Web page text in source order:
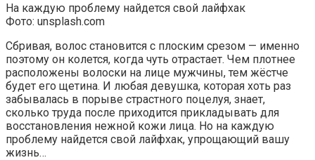
На каждую проблему найдется свой лайфхак
Фото: unsplash.com
Сбривая, волос становится с плоским срезом — именно
поэтому он колется, когда чуть отрастает. Чем плотнее
расположены волоски на лице мужчины, тем жёстче
будет его щетина. И любая девушка, которая хоть раз
забывалась в порыве страстного поцелуя, знает,
сколько труда после приходится прикладывать для
восстановления нежной кожи лица. Но на каждую
проблему найдется свой лайфхак, упрощающий вашу
жизнь…